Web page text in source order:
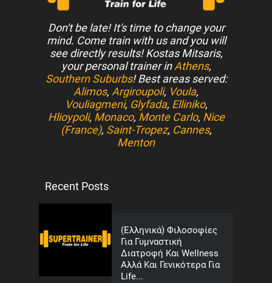
Don't be late! It's time to change your
mind. Come train with us and you will
see directly results! Kostas Mitsaris,
your personal trainer inAthens,
Southern Suburbs! Best areas served:
Alimos, Argiroupoli, Voula,
Vouliagmeni, Glyfada, Elliniko,
Hlioypoli, Monaco, Monte Carlo, Nice
(France), Saint-Tropez, Cannes,
Menton
Recent Posts
(Ελληνικά) Φιλοσοφίες
Για Γυμναστική
Διατροφή Και Wellness
Αλλά Και Γενικότερα Για
Life...